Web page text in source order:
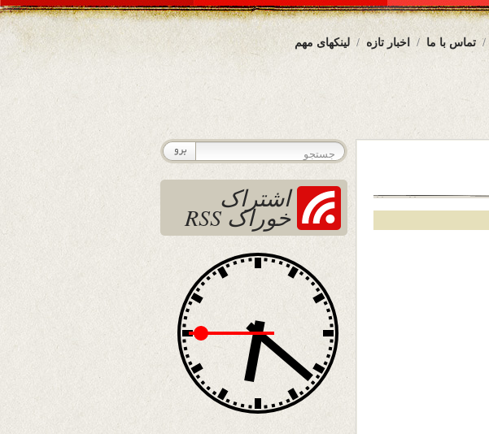
لینکهای مهم اخبار تازه تماس با ما
اشتراک
خوراک RSS